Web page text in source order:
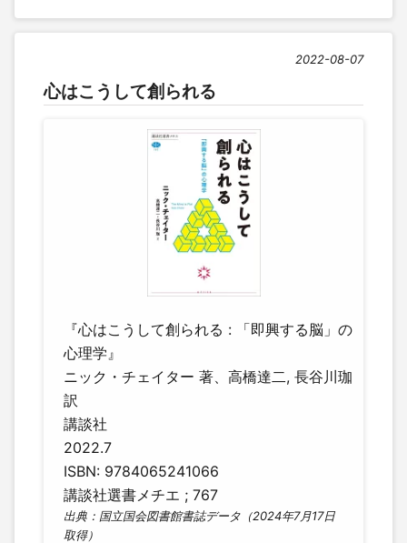
2022-08-07
心はこうして創られる
『心はこうして創られる : 「即興する脳」の
心理学』
ニック・チェイター 著、高橋達二, 長谷川珈
訳
講談社
2022.7
ISBN: 9784065241066
講談社選書メチエ ; 767
出典：国立国会図書館書誌データ（2024年7月17日
取得）